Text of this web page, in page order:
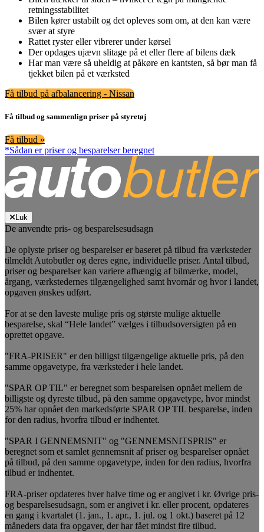
retningsstabilitet
Bilen kører ustabilt og det opleves som om, at den kan være
svær at styre
Rattet ryster eller vibrerer under kørsel
Der opdages ujævn slitage på et eller flere af bilens dæk
Har man være så uheldig at påkøre en kantsten, så bør man få
tjekket bilen på et værksted
Få tilbud på afbalancering - Nissan
Få tilbud og sammenlign priser på styretøj
Få tilbud »
*Sådan er priser og besparelser beregnet
Luk
De anvendte pris- og besparelsesudsagn
De oplyste priser og besparelser er baseret på tilbud fra værksteder
tilmeldt Autobutler og deres egne, individuelle priser. Antal tilbud,
priser og besparelser kan variere afhængig af bilmærke, model,
årgang, værkstedernes tilgængelighed samt hvornår og hvor i landet,
opgaven ønskes udført.
For at se den laveste mulige pris og største mulige aktuelle
besparelse, skal “Hele landet” vælges i tilbudsoversigten på en
oprettet opgave.
"FRA-PRISER" er den billigst tilgængelige aktuelle pris, på den
samme opgavetype, fra værksteder i hele landet.
"SPAR OP TIL" er beregnet som besparelsen opnået mellem de
billigste og dyreste tilbud, på den samme opgavetype, hvor mindst
25% har opnået den markedsførte SPAR OP TIL besparelse, inden
for den radius, hvorfra tilbud er indhentet.
"SPAR I GENNEMSNIT" og "GENNEMSNITSPRIS" er
beregnet som et samlet gennemsnit af priser og besparelser opnået
på tilbud, på den samme opgavetype, inden for den radius, hvorfra
tilbud er indhentet.
FRA-priser opdateres hver halve time og er angivet i kr. Øvrige pris-
og besparelsesudsagn, som er angivet i kr. eller procent, opdateres
en gang i kvartalet (1. jan., 1. apr., 1. jul. og 1 okt.) baseret på 12
måneders data fra opgaver, der har fået mindst fire tilbud.